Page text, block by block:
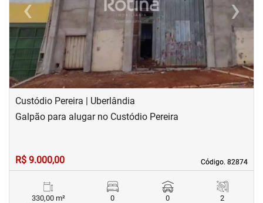
‹Previous ›
Next
Custódio Pereira | Uberlândia
Código. 82874
Código. 82874
Galpão para alugar no Custódio Pereira
R$ 9.000,00
330,00 m²
0
0
2